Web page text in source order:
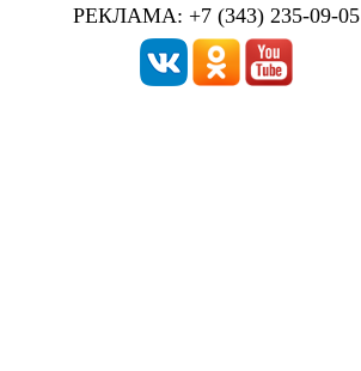
РЕКЛАМА: +7 (343) 235-09-05